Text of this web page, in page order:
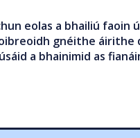
eolas a bhailiú faoin
gnéithe áirithe
a bhainimid as